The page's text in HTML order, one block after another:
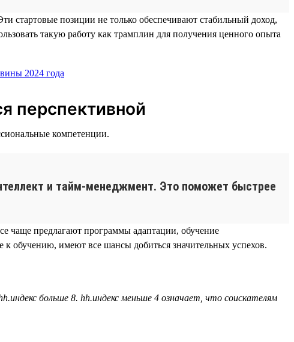
стартовые позиции не только обеспечивают стабильный доход,
такую работу как трамплин для получения ценного опыта
перспективной
компетенции.
и тайм-менеджмент. Это поможет быстрее
чаще предлагают программы адаптации, обучение
обучению, имеют все шансы добиться значительных успехов.
больше 8. hh.индекс меньше 4 означает, что соискателям